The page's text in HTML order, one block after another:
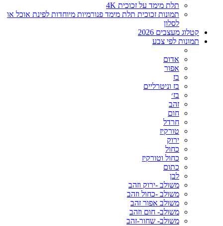
תלת מימד על זכוכית 4K
תמונות זכוכית תלת מימד פנורמיות מיוחדות לפינת אוכל או
לסלון
קטלוג מעצבים 2026
תמונות לפי צבע
אדום
אפור
בז
בז וניטרליים
בז׳
זהב
חום
חרדל
טורקיז
ירוק
כחול
כחול וטורקיז
כתום
לבן
משולב -ירוק וזהב
משולב -כחול וזהב
משולב אפור זהב
משולב- חום וזהב
משולב- שחור-זהב